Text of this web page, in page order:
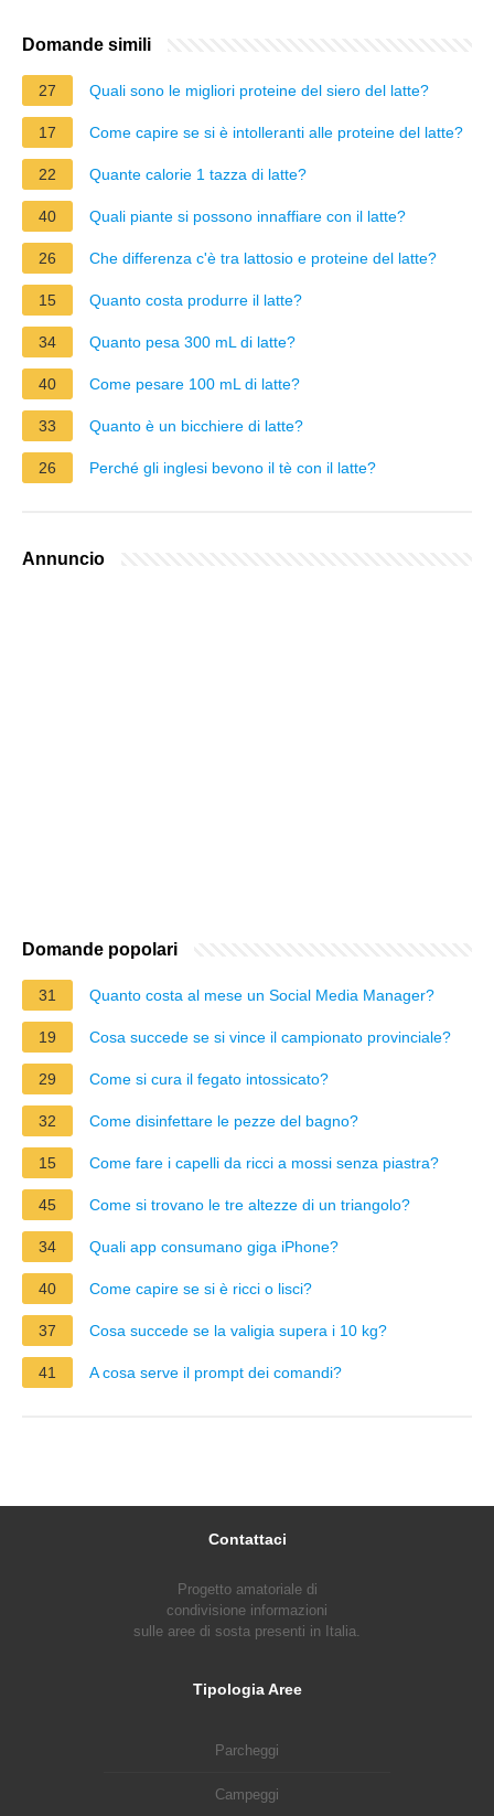
Domande simili
27 Quali sono le migliori proteine del siero del latte?
17 Come capire se si è intolleranti alle proteine del latte?
22 Quante calorie 1 tazza di latte?
40 Quali piante si possono innaffiare con il latte?
26 Che differenza c'è tra lattosio e proteine del latte?
15 Quanto costa produrre il latte?
34 Quanto pesa 300 mL di latte?
40 Come pesare 100 mL di latte?
33 Quanto è un bicchiere di latte?
26 Perché gli inglesi bevono il tè con il latte?
Annuncio
Domande popolari
31 Quanto costa al mese un Social Media Manager?
19 Cosa succede se si vince il campionato provinciale?
29 Come si cura il fegato intossicato?
32 Come disinfettare le pezze del bagno?
15 Come fare i capelli da ricci a mossi senza piastra?
45 Come si trovano le tre altezze di un triangolo?
34 Quali app consumano giga iPhone?
40 Come capire se si è ricci o lisci?
37 Cosa succede se la valigia supera i 10 kg?
41 A cosa serve il prompt dei comandi?
Contattaci
Progetto amatoriale di
condivisione informazioni
sulle aree di sosta presenti in Italia.
Tipologia Aree
Parcheggi
Campeggi